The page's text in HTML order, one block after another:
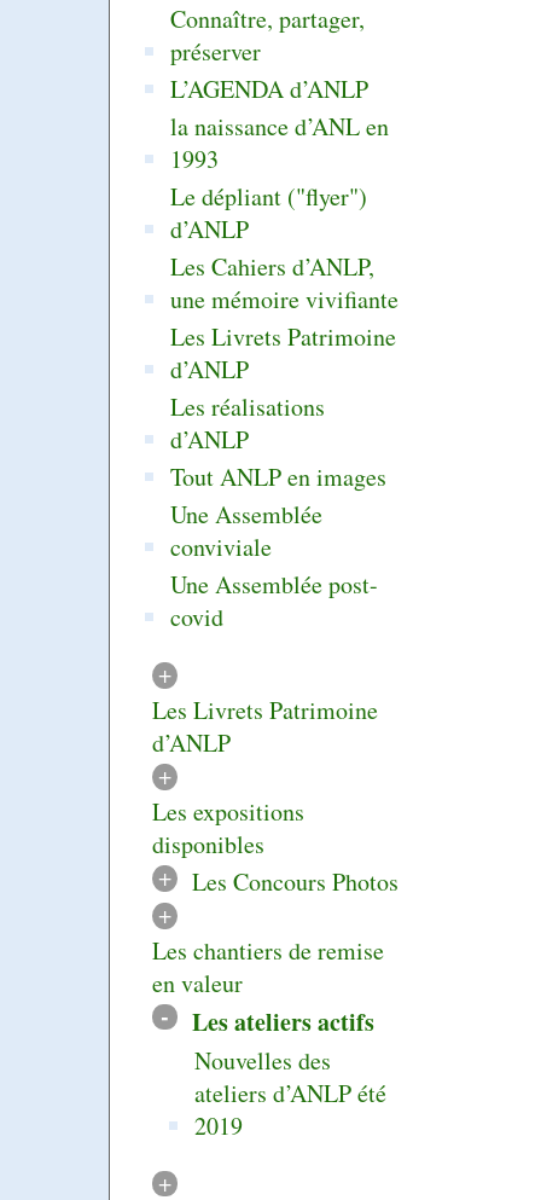
Connaître, partager,
préserver
L’AGENDA d’ANLP
la naissance d’ANL en
1993
Le dépliant ("flyer")
d’ANLP
Les Cahiers d’ANLP,
une mémoire vivifiante
Les Livrets Patrimoine
d’ANLP
Les réalisations
d’ANLP
Tout ANLP en images
Une Assemblée
conviviale
Une Assemblée post-
covid
+
Les Livrets Patrimoine
d’ANLP
+
Les expositions
disponibles
+
Les Concours Photos
+
Les chantiers de remise
en valeur
- Les ateliers actifs
Nouvelles des
ateliers d’ANLP été
2019
+